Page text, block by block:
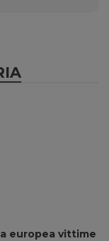
europea vittime